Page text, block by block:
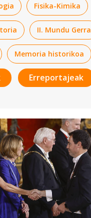
Fisika-Kimika
II. Mundu Gerra
Memoria historikoa
Erreportajeak